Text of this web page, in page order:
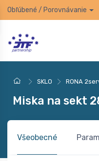
Obľúbené / Porovnávanie
SKLO RONA
Miska na sekt
Všeobecné